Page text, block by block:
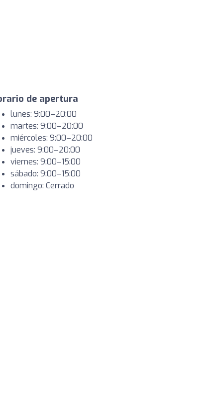
de apertura
lunes: 9:00–20:00
martes: 9:00–20:00
miércoles: 9:00–20:00
jueves: 9:00–20:00
viernes: 9:00–15:00
sábado: 9:00–15:00
domingo: Cerrado